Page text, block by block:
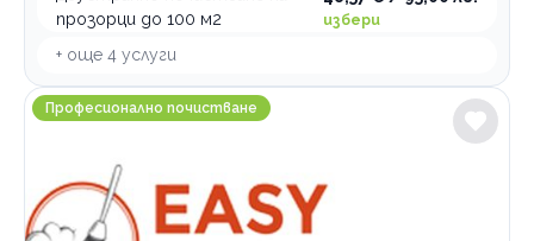
прозорци до 100 м2
избери
+ още 4 услуги
Професионално почистване Easycleaning
Професионално почистване